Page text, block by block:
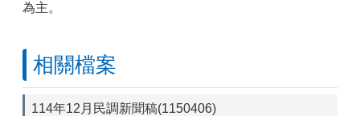
為主。
相關檔案
114年12月民調新聞稿(1150406)